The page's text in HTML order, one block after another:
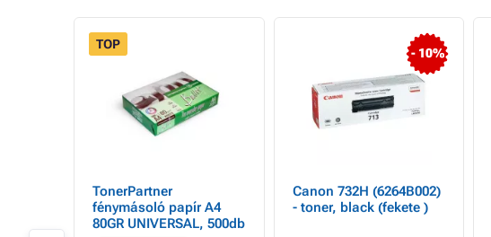
TOP
TonerPartner
fénymásoló papír A4
80GR UNIVERSAL, 500db
- 10%
Canon 732H (6264B002)
- toner, black (fekete )